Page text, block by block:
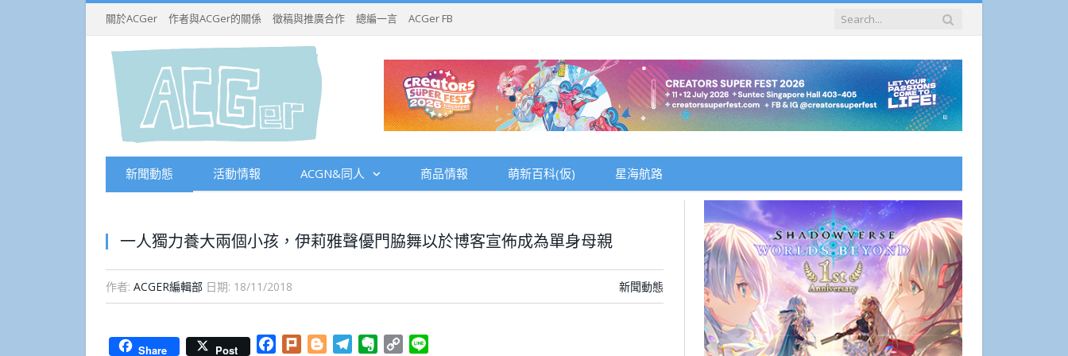
關於ACGer 作者與ACGer的關係 徵稿與推廣合作 總編一言 ACGer FB
新聞動態 活動情報 ACGN&同人 商品情報 萌新百科(仮) 星海航路
一人獨力養大兩個小孩，伊莉雅聲優門脇舞以於博客宣佈成為單身母親
作者: ACGER編輯部 日期: 18/11/2018 新聞動態
Share Post Facebook
Plurk BloggerTelegramEvernote
Copy